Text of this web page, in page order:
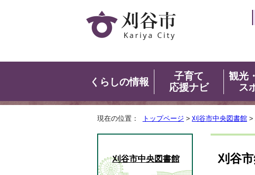
くらしの情報
子育て
応援ナビ
観光
ス
現在の位置： トップページ > 刈谷市中央図書館 >
刈谷
刈谷市中央図書館